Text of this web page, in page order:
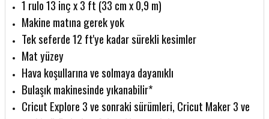
1 rulo 13 inç x 3 ft (33 cm x 0,9 m)
Makine matına gerek yok
Tek seferde 12 ft'ye kadar sürekli kesimler
Mat yüzey
Hava koşullarına ve solmaya dayanıklı
Bulaşık makinesinde yıkanabilir*
Cricut Explore 3 ve sonraki sürümleri, Cricut Maker 3 ve